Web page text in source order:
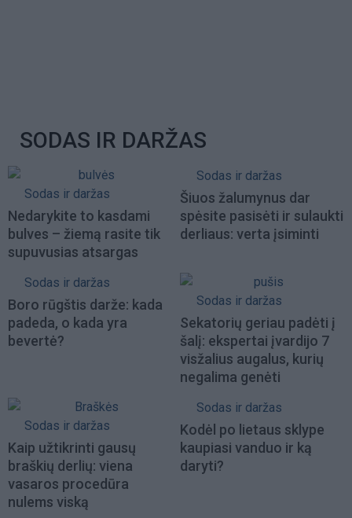
SODAS IR DARŽAS
Sodas ir daržas
Nedarykite to kasdami
bulves – žiemą rasite tik
supuvusias atsargas
Sodas ir daržas
Šiuos žalumynus dar
spėsite pasisėti ir sulaukti
derliaus: verta įsiminti
Sodas ir daržas
Boro rūgštis darže: kada
padeda, o kada yra
bevertė?
Sodas ir daržas
Sekatorių geriau padėti į
šalį: ekspertai įvardijo 7
visžalius augalus, kurių
negalima genėti
Sodas ir daržas
Kaip užtikrinti gausų
braškių derlių: viena
vasaros procedūra
nulems viską
Sodas ir daržas
Kodėl po lietaus sklype
kaupiasi vanduo ir ką
daryti?